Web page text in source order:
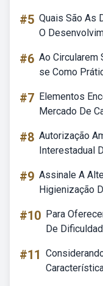
#5 Quais São As
O
#6 Ao Circularem
se Como
#7 Elementos
Mercado De
#8 Autorização
Interestadual
#9 Assinale A
Higienização
#10 Para
De
#11